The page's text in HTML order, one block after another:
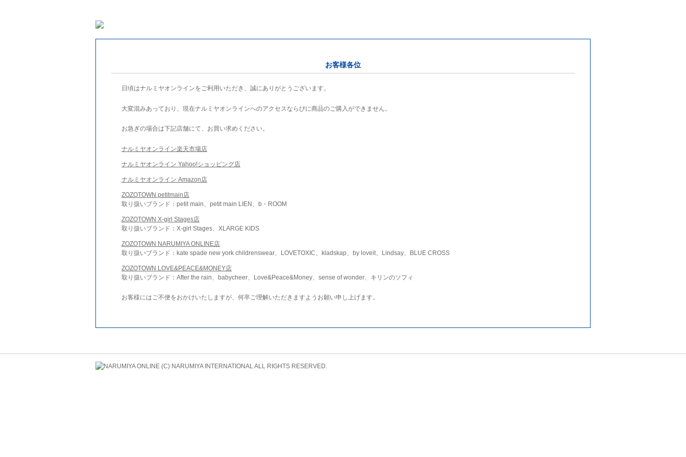
お客様各位
日頃はナルミヤオンラインをご利用いただき、誠にありがとうございます。
大変混みあっており、現在ナルミヤオンラインへのアクセスならびに商品のご購入ができません。
お急ぎの場合は下記店舗にて、お買い求めください。
ナルミヤオンライン楽天市場店
ナルミヤオンライン Yahoo!ショッピング店
ナルミヤオンライン Amazon店
ZOZOTOWN petitmain店
取り扱いブランド：petit main、petit main LIEN、b・ROOM
ZOZOTOWN X-girl Stages店
取り扱いブランド：X-girl Stages、XLARGE KIDS
ZOZOTOWN NARUMIYA ONLINE店
取り扱いブランド：kate spade new york childrenswear、LOVETOXIC、kladskap、by loveit、Lindsay、BLUE CROSS
ZOZOTOWN LOVE&PEACE&MONEY店
取り扱いブランド：After the rain、babycheer、Love&Peace&Money、sense of wonder、キリンのソフィ
お客様にはご不便をおかけいたしますが、何卒ご理解いただきますようお願い申し上げます。